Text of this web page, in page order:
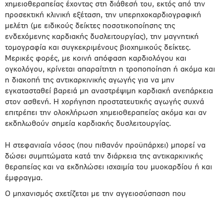
χημειοθεραπείας έχοντας στη διάθεσή του, εκτός από την
προσεκτική κλινική εξέταση, την υπερηχοκαρδιογραφική
μελέτη (με ειδικούς δείκτες ποσοτικοποίησης της
ενδεχόμενης καρδιακής δυσλειτουργίας), την μαγνητική
τομογραφία και συγκεκριμένους βιοχημικούς δείκτες.
Μερικές φορές, με κοινή απόφαση καρδιολόγου και
ογκολόγου, κρίνεται απαραίτητη η τροποποίηση ή ακόμα και
η διακοπή της αντικαρκινικής αγωγής για να μην
εγκατασταθεί βαρειά μη αναστρέψιμη καρδιακή ανεπάρκεια
στον ασθενή. Η χορήγηση προστατευτικής αγωγής συχνά
επιτρέπει την ολοκλήρωση χημειοθεραπείας ακόμα και αν
εκδηλωθούν σημεία καρδιακής δυσλειτουργίας.
Η στεφανιαία νόσος (που πιθανόν προϋπάρχει) μπορεί να
δώσει συμπτώματα κατά την διάρκεια της αντικαρκινικής
θεραπείας και να εκδηλώσει ισχαιμία του μυοκαρδίου ή και
έμφραγμα.
Ο μηχανισμός σχετίζεται με την αγγειοσύσπαση που